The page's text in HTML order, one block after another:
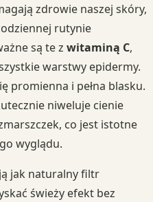
zdrowie naszej skóry,
rutynie
są te z witaminą C,
warstwy epidermy.
promienna i pełna blasku.
niweluje cienie
co jest istotne
wyglądu.
jak naturalny filtr
świeży efekt bez